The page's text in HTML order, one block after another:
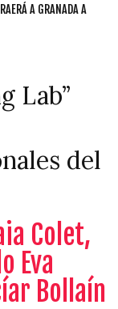
A GRANADA A
Lab”
del
Colet,
Eva
Bollaín